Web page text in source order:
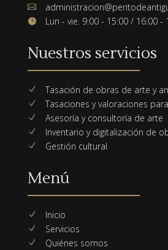

 Lun - vie. 9:00 - 15:00 / 16:00 -
Nuestros servicios
N Tasación de obras de arte y
N Tasaciones y valoraciones
N Asesoría y consultoría de arte
N Inventario y digitalización de
N Gestión cultural
Menú
N Inicio
N Servicios
N Quiénes somos